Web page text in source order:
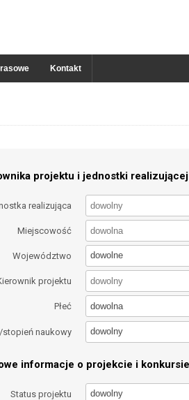
Kontakt
projektu i jednostki realizującej
realizująca
Miejscowość
Województwo dowolne
projektu
Płeć dowolna
stopień naukowy dowolny
informacje o projekcie i konkursie
Status projektu dowolny